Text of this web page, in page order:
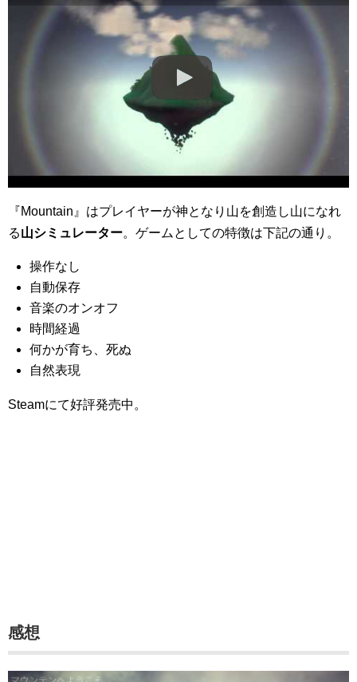
『Mountain』はプレイヤーが神となり山を創造し山になれ
る山シミュレーター。ゲームとしての特徴は下記の通り。
操作なし
自動保存
音楽のオンオフ
時間経過
何かが育ち、死ぬ
自然表現
Steamにて好評発売中。
感想